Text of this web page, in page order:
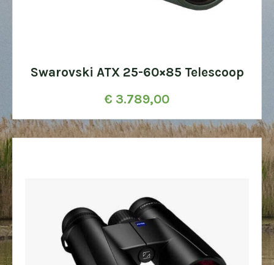
Swarovski ATX 25-60×85 Telescoop
€ 3.789,00